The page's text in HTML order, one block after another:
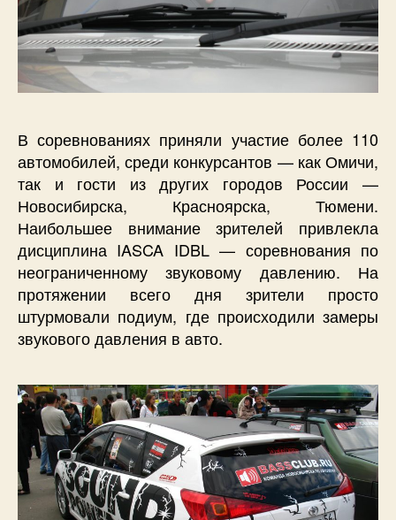
В соревнованиях приняли участие более 110
автомобилей, среди конкурсантов — как Омичи,
так и гости из других городов России —
Новосибирска, Красноярска, Тюмени.
Наибольшее внимание зрителей привлекла
дисциплина IASCA IDBL — соревнования по
неограниченному звуковому давлению. На
протяжении всего дня зрители просто
штурмовали подиум, где происходили замеры
звукового давления в авто.